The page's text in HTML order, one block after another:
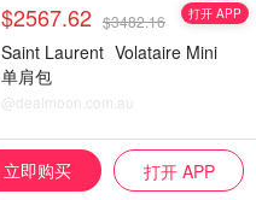
$2567.62 $3482.16
Saint Laurent Volataire Mini
单肩包
@dealmoon.com.au
Cettire
打开 APP
立即购买 打开 APP